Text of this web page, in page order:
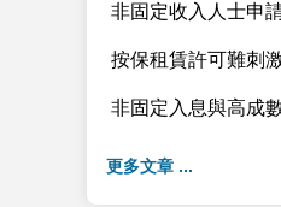
非固定收入人士申
按保租賃許可難刺
非固定入息與高成
更多文章 ...